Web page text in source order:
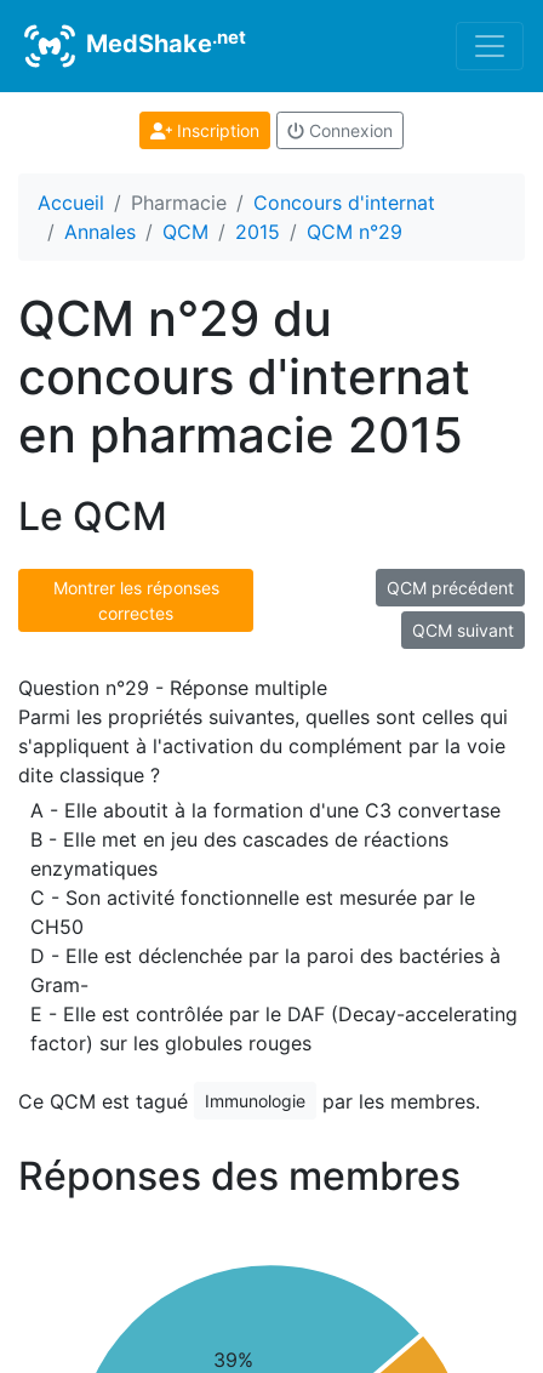
MedShake.net
Inscription Connexion
Accueil Pharmacie
Concours d'internat
Annales
QCM 2015 QCM n°29
QCM n°29 du
concours d'internat
en pharmacie 2015
Le QCM
Montrer les réponses
correctes
QCM précédent
QCM suivant
Question n°29 - Réponse multiple
Parmi les propriétés suivantes, quelles sont celles qui
s'appliquent à l'activation du complément par la voie
dite classique ?
A - Elle aboutit à la formation d'une C3 convertase
B - Elle met en jeu des cascades de réactions
enzymatiques
C - Son activité fonctionnelle est mesurée par le
CH50
D - Elle est déclenchée par la paroi des bactéries à
Gram-
E - Elle est contrôlée par le DAF (Decay-accelerating
factor) sur les globules rouges
Ce QCM est tagué Immunologie par les membres.
Réponses des membres
39%